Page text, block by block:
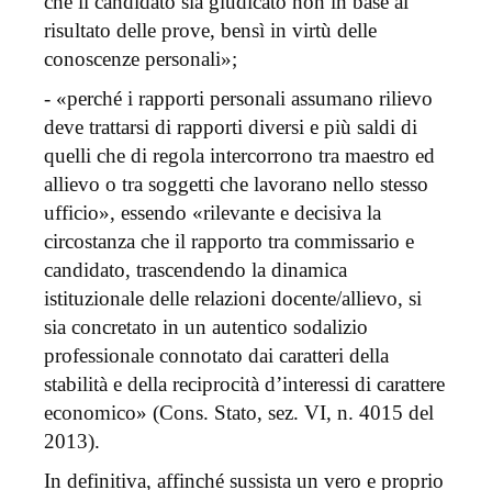
risultato delle prove, bensì in virtù delle
conoscenze personali»;
- «perché i rapporti personali assumano rilievo
deve trattarsi di rapporti diversi e più saldi di
quelli che di regola intercorrono tra maestro ed
allievo o tra soggetti che lavorano nello stesso
ufficio», essendo «rilevante e decisiva la
circostanza che il rapporto tra commissario e
candidato, trascendendo la dinamica
istituzionale delle relazioni docente/allievo, si
sia concretato in un autentico sodalizio
professionale connotato dai caratteri della
stabilità e della reciprocità d’interessi di carattere
economico» (Cons. Stato, sez. VI, n. 4015 del
2013).
In definitiva, affinché sussista un vero e proprio